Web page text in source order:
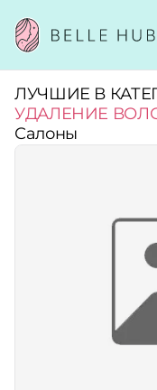
Город:
ЛУЧШИЕ В
УДАЛЕНИЕ
Салоны